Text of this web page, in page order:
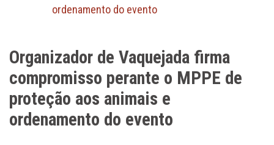
ordenamento do evento
Organizador de Vaquejada firma
compromisso perante o MPPE de
proteção aos animais e
ordenamento do evento